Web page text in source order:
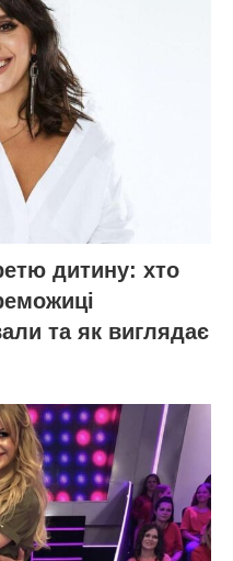
дитину: хто
та як виглядає